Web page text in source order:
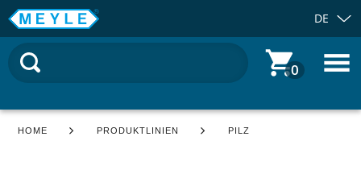
DE
0
HOME PRODUKTLINIEN PILZ